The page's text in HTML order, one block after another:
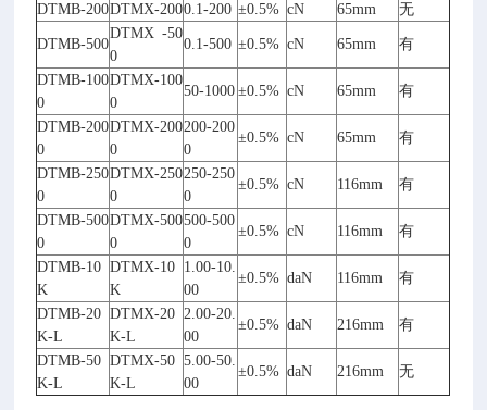
DTMB-200DTMX-2000.1-200 ±0.5% cN 65mm 无
DTMB-500
DTMX -50
0
0.1-500 ±0.5% cN 65mm 有
DTMB-100
0
DTMX-100
0
50-1000 ±0.5% cN 65mm 有
DTMB-200
0
DTMX-200
0
200-200
0
±0.5% cN 65mm 有
DTMB-250
0
DTMX-250
0
250-250
0
±0.5% cN 116mm 有
DTMB-500
0
DTMX-500
0
500-500
0
±0.5% cN 116mm 有
DTMB-10
K
DTMX-10
K
1.00-10.
00
±0.5% daN 116mm 有
DTMB-20
K-L
DTMX-20
K-L
2.00-20.
00
±0.5% daN 216mm 有
DTMB-50
K-L
DTMX-50
K-L
5.00-50.
00
±0.5% daN 216mm 无